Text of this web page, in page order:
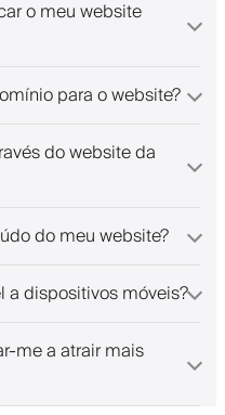
o meu website
para o website?
do website da
do meu website?
a dispositivos móveis?
me a atrair mais